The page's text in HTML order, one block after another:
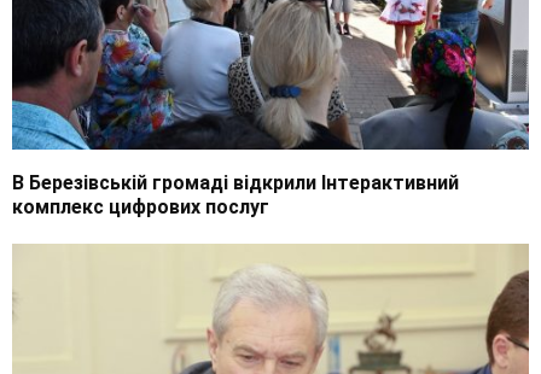
В Березівській громаді відкрили Інтерактивний
комплекс цифрових послуг